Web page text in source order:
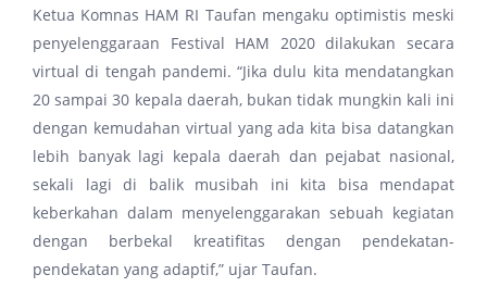
Ketua Komnas HAM RI Taufan mengaku optimistis meski
penyelenggaraan Festival HAM 2020 dilakukan secara
virtual di tengah pandemi. “Jika dulu kita mendatangkan
20 sampai 30 kepala daerah, bukan tidak mungkin kali ini
dengan kemudahan virtual yang ada kita bisa datangkan
lebih banyak lagi kepala daerah dan pejabat nasional,
sekali lagi di balik musibah ini kita bisa mendapat
keberkahan dalam menyelenggarakan sebuah kegiatan
dengan berbekal kreatifitas dengan pendekatan-
pendekatan yang adaptif,” ujar Taufan.